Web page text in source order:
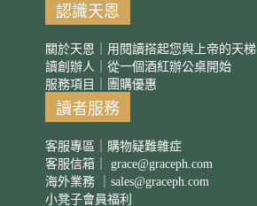
認識天恩
關於天恩｜用閱讀搭起您與上帝的天梯
讀創辦人｜從一個酒紅辦公桌開始
服務項目｜團購優惠
讀者服務
客服專區｜購物疑難雜症
客服信箱｜ grace@graceph.com
海外業務 ｜ sales@graceph.com
小凳子會員福利